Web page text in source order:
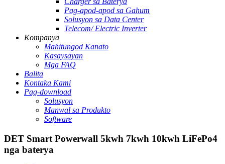
Pag-apod-apod sa Gahum
Solusyon sa Data Center
Telecom/ Electric Inverter
Kompanya
Mahitungod Kanato
Kasaysayan
Mga FAQ
Balita
Kontaka Kami
Pag-download
Solusyon
Manwal sa Produkto
Software
DET Smart Powerwall 5kwh 7kwh 10kwh LiFePo4
nga baterya